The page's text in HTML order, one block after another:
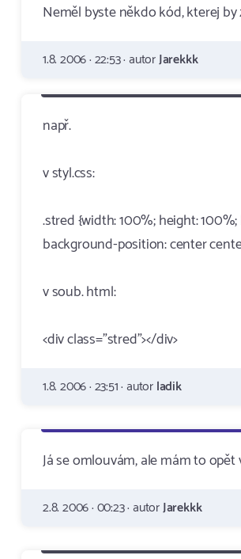
Neměl byste někdo kód, kterej
1.8. 2006 · 22:53 · autorJarekkk
např.
v styl.css:
.stred {width: 100%; height:
background-position: center
v soub. html:
<div class="stred"></div>
1.8. 2006 · 23:51 · autorladik
Já se omlouvám, ale mám to opět
2.8. 2006 · 00:23 · autorJarekkk